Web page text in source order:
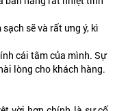
sẽ và rất ưng ý, kì
cái tâm của mình. Sự
lòng cho khách hàng.